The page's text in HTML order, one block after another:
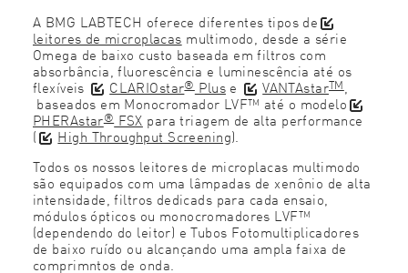
A BMG LABTECH oferece diferentes tipos de
leitores de microplacas multimodo, desde a série
Omega de baixo custo baseada em filtros com
absorbância, fluorescência e luminescência até os
flexíveis CLARIOstar®Pluse VANTAstarTM,
baseados em Monocromador LVF™ até o modelo
PHERAstar®FSX para triagem de alta performance
( High Throughput Screening).
Todos os nossos leitores de microplacas multimodo
são equipados com uma lâmpadas de xenônio de alta
intensidade, filtros dedicads para cada ensaio,
módulos ópticos ou monocromadores LVF™
(dependendo do leitor) e Tubos Fotomultiplicadores
de baixo ruído ou alcançando uma ampla faixa de
comprimntos de onda.